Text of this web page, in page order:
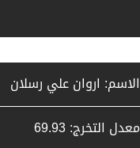
الاسم: اروان علي رسلان
معدل التخرج: 69.93